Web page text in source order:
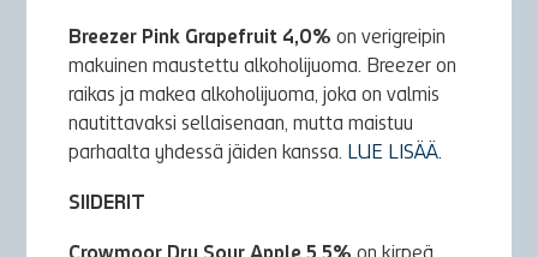
Breezer Pink Grapefruit 4,0%on verigreipin
makuinen maustettu alkoholijuoma. Breezer on
raikas ja makea alkoholijuoma, joka on valmis
nautittavaksi sellaisenaan, mutta maistuu
parhaalta yhdessä jäiden kanssa. LUE LISÄÄ.
SIIDERIT